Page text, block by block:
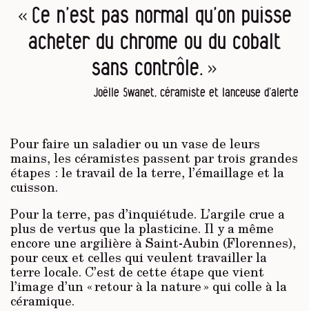
« Ce n’est pas normal qu’on puisse
acheter du chrome ou du cobalt
sans contrôle. »
Joëlle Swanet, céramiste et lanceuse d’alerte
Pour faire un saladier ou un vase de leurs
mains, les céramistes passent par trois grandes
étapes : le travail de la terre, l’émaillage et la
cuisson.
Pour la terre, pas d’inquiétude. L’argile crue a
plus de vertus que la plasticine. Il y a même
encore une argilière à Saint-Aubin (Florennes),
pour ceux et celles qui veulent travailler la
terre locale. C’est de cette étape que vient
l’image d’un « retour à la nature » qui colle à la
céramique.